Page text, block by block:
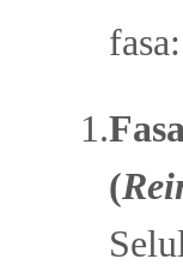
fasa:
1.
(